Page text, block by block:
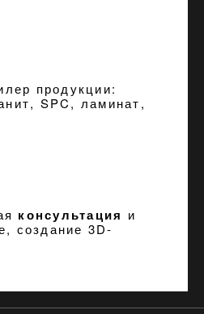
продукции:
SPC, ламинат,
консультация и
создание 3D-